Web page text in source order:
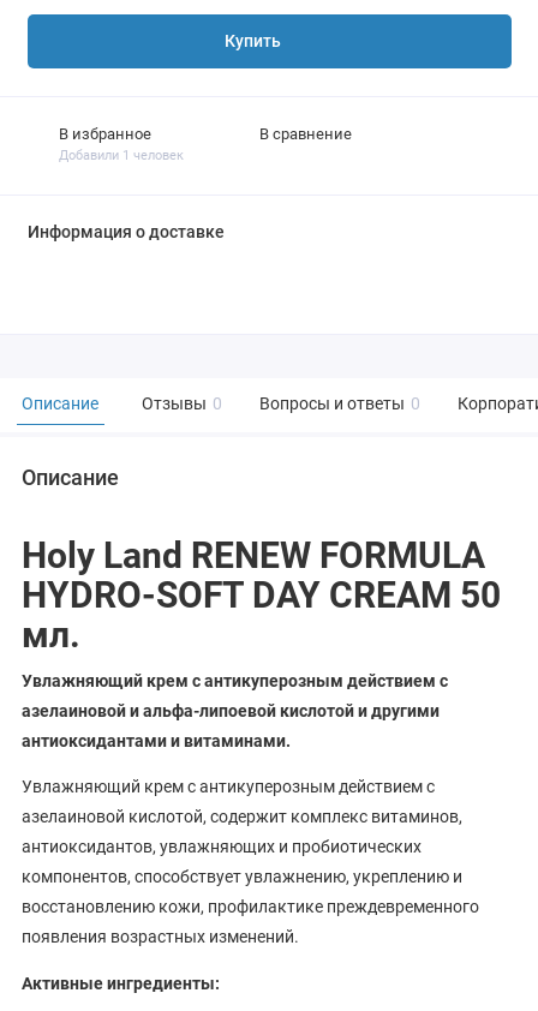
Купить
В избранное
Добавили 1 человек
В сравнение
Информация о доставке
Описание Отзывы 0 Вопросы и ответы 0
Описание
Holy Land RENEW FORMULA
HYDRO-SOFT DAY CREAM 50
мл.
Увлажняющий крем с антикуперозным действием с
азелаиновой и альфа-липоевой кислотой и другими
антиоксидантами и витаминами.
Увлажняющий крем с антикуперозным действием с
азелаиновой кислотой, содержит комплекс витаминов,
антиоксидантов, увлажняющих и пробиотических
компонентов, способствует увлажнению, укреплению и
восстановлению кожи, профилактике преждевременного
появления возрастных изменений.
Активные ингредиенты: